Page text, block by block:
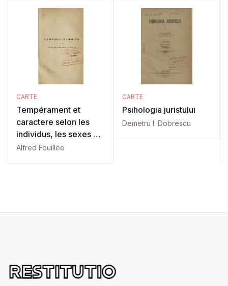
CARTE
Tempérament et
caractere selon les
individus, les sexes et
les
Alfred Fouillée
CARTE
Psihologia juristului
Demetru I. Dobrescu